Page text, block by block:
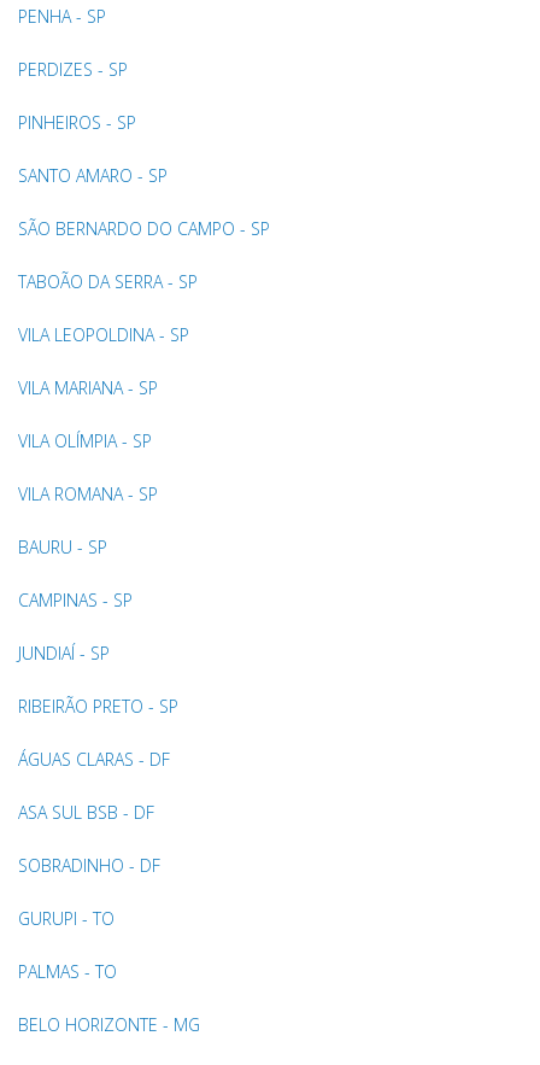
PENHA - SP
PERDIZES - SP
PINHEIROS - SP
SANTO AMARO - SP
SÃO BERNARDO DO CAMPO - SP
TABOÃO DA SERRA - SP
VILA LEOPOLDINA - SP
VILA MARIANA - SP
VILA OLÍMPIA - SP
VILA ROMANA - SP
BAURU - SP
CAMPINAS - SP
JUNDIAÍ - SP
RIBEIRÃO PRETO - SP
ÁGUAS CLARAS - DF
ASA SUL BSB - DF
SOBRADINHO - DF
GURUPI - TO
PALMAS - TO
BELO HORIZONTE - MG